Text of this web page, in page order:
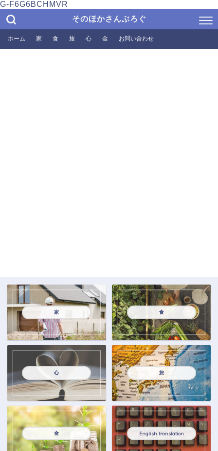
G-F6G6BCHMVR
そのほかさんぶろぐ
ホーム 家 食 旅 心 金 お問い合わせ
家 食
心 旅
金 English translation